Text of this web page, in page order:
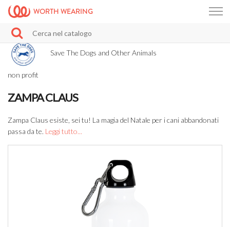
WORTH WEARING
Save The Dogs and Other Animals
non profit
ZAMPA CLAUS
Zampa Claus esiste, sei tu! La magia del Natale per i cani abbandonati
passa da te. Leggi tutto...